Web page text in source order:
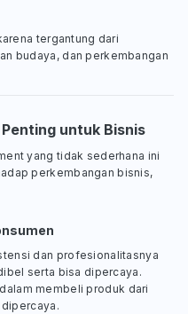
tergantung dari
budaya, dan perkembangan
untuk Bisnis
yang tidak sederhana ini
perkembangan bisnis,
dan profesionalitasnya
serta bisa dipercaya.
membeli produk dari